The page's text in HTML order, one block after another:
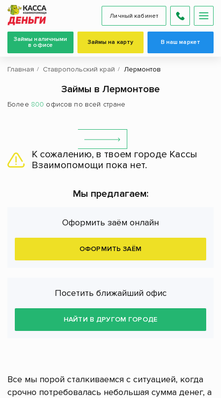
Личный кабинет
Займы наличными
в офисе
Займы на карту В наш маркет
Главная Ставропольский край Лермонтов
Займы в Лермонтове
Более 800 офисов по всей стране
К сожалению, в твоем городе Кассы
Взаимопомощи пока нет.
Мы предлагаем:
Оформить заём онлайн
ОФОРМИТЬ ЗАЁМ
Посетить ближайший офис
НАЙТИ В ДРУГОМ ГОРОДЕ
Все мы порой сталкиваемся с ситуацией, когда
срочно потребовалась небольшая сумма денег, а